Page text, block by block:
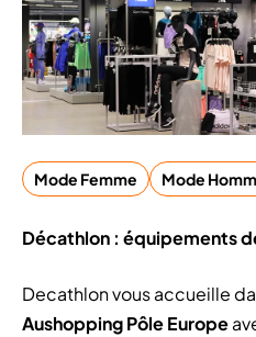
Mode Femme Mode
Décathlon : équipements
Decathlon vous accueille
Aushopping Pôle Europe